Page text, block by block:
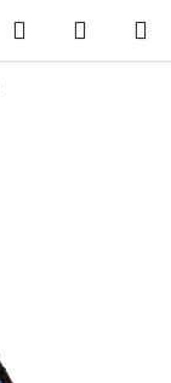
Hledat
KOŠÍK